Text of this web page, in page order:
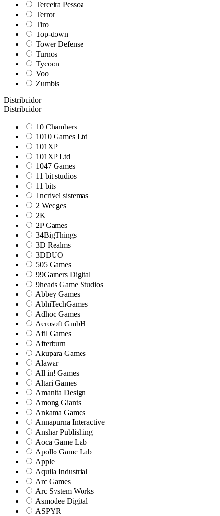
Terceira Pessoa
Terror
Tiro
Top-down
Tower Defense
Turnos
Tycoon
Voo
Zumbis
Distribuidor
Distribuidor
10 Chambers
1010 Games Ltd
101XP
101XP Ltd
1047 Games
11 bit studios
11 bits
1ncrivel sistemas
2 Wedges
2K
2P Games
34BigThings
3D Realms
3DDUO
505 Games
99Gamers Digital
9heads Game Studios
Abbey Games
AbhiTechGames
Adhoc Games
Aerosoft GmbH
Afil Games
Afterburn
Akupara Games
Alawar
All in! Games
Altari Games
Amanita Design
Among Giants
Ankama Games
Annapurna Interactive
Anshar Publishing
Aoca Game Lab
Apollo Game Lab
Apple
Aquila Industrial
Arc Games
Arc System Works
Asmodee Digital
ASPYR